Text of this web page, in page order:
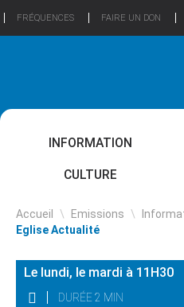
FRÉQUENCES FAIRE UN DON
INFORMATION
CULTURE
Accueil \ Emissions \
Eglise Actualité
Le lundi, le mardi à 11H30
DURÉE 2 MIN